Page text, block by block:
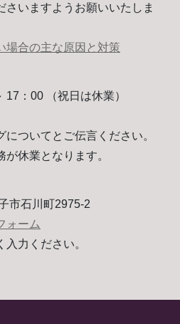
いますようお願いいたしま
場合の主な原因と対策
：00 （祝日は休業）
ついてとご伝言ください。
休業となります。
市石川町2975-2
ォーム
力ください。